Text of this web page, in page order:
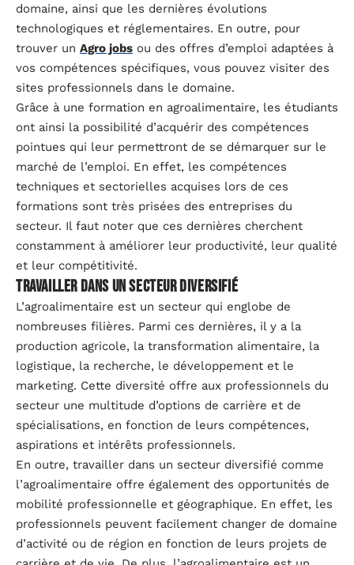
domaine, ainsi que les dernières évolutions
technologiques et réglementaires. En outre, pour
trouver un Agro jobs ou des offres d’emploi adaptées à
vos compétences spécifiques, vous pouvez visiter des
sites professionnels dans le domaine.
Grâce à une formation en agroalimentaire, les étudiants
ont ainsi la possibilité d’acquérir des compétences
pointues qui leur permettront de se démarquer sur le
marché de l’emploi. En effet, les compétences
techniques et sectorielles acquises lors de ces
formations sont très prisées des entreprises du
secteur. Il faut noter que ces dernières cherchent
constamment à améliorer leur productivité, leur qualité
et leur compétitivité.
Travailler dans un secteur diversifié
L’agroalimentaire est un secteur qui englobe de
nombreuses filières. Parmi ces dernières, il y a la
production agricole, la transformation alimentaire, la
logistique, la recherche, le développement et le
marketing. Cette diversité offre aux professionnels du
secteur une multitude d’options de carrière et de
spécialisations, en fonction de leurs compétences,
aspirations et intérêts professionnels.
En outre, travailler dans un secteur diversifié comme
l’agroalimentaire offre également des opportunités de
mobilité professionnelle et géographique. En effet, les
professionnels peuvent facilement changer de domaine
d’activité ou de région en fonction de leurs projets de